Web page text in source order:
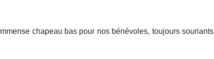
chapeau bas pour nos bénévoles, toujours